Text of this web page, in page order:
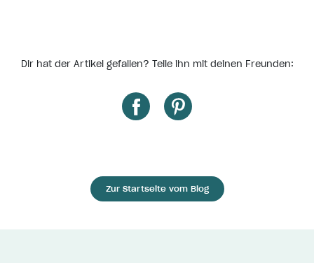
Dir hat der Artikel gefallen? Teile ihn mit deinen Freunden:
Zur Startseite vom Blog